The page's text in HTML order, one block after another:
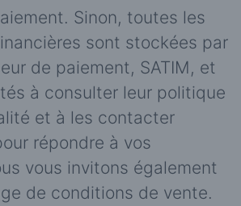
Sinon, toutes les
sont stockées par
de paiement, SATIM, et
à consulter leur politique
et à les contacter
répondre à vos
vous invitons également
de conditions de vente.